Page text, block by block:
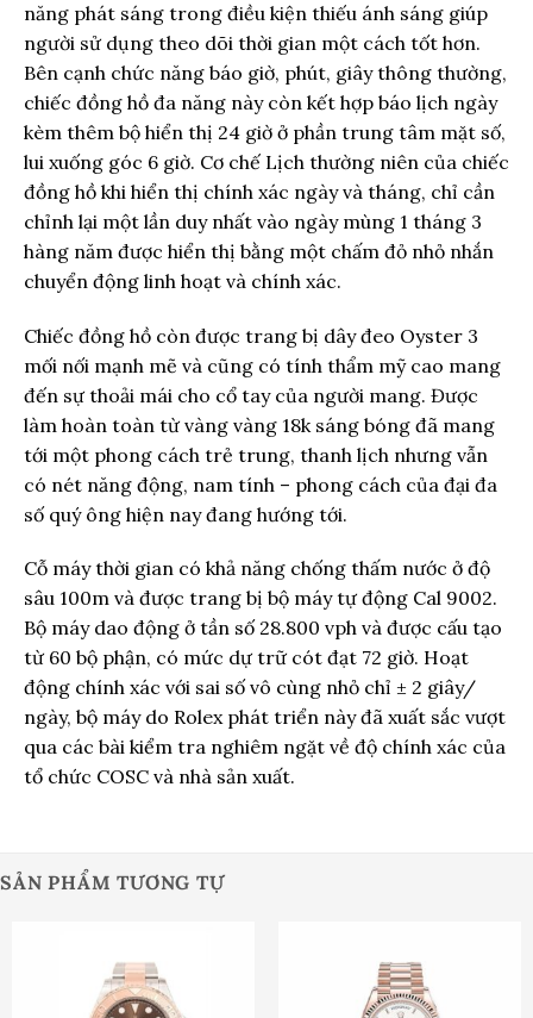
năng phát sáng trong điều kiện thiếu ánh sáng giúp
người sử dụng theo dõi thời gian một cách tốt hơn.
Bên cạnh chức năng báo giờ, phút, giây thông thường,
chiếc đồng hồ đa năng này còn kết hợp báo lịch ngày
kèm thêm bộ hiển thị 24 giờ ở phần trung tâm mặt số,
lui xuống góc 6 giờ. Cơ chế Lịch thường niên của chiếc
đồng hồ khi hiển thị chính xác ngày và tháng, chỉ cần
chỉnh lại một lần duy nhất vào ngày mùng 1 tháng 3
hàng năm được hiển thị bằng một chấm đỏ nhỏ nhắn
chuyển động linh hoạt và chính xác.
Chiếc đồng hồ còn được trang bị dây đeo Oyster 3
mối nối mạnh mẽ và cũng có tính thẩm mỹ cao mang
đến sự thoải mái cho cổ tay của người mang. Được
làm hoàn toàn từ vàng vàng 18k sáng bóng đã mang
tới một phong cách trẻ trung, thanh lịch nhưng vẫn
có nét năng động, nam tính – phong cách của đại đa
số quý ông hiện nay đang hướng tới.
Cỗ máy thời gian có khả năng chống thấm nước ở độ
sâu 100m và được trang bị bộ máy tự động Cal 9002.
Bộ máy dao động ở tần số 28.800 vph và được cấu tạo
từ 60 bộ phận, có mức dự trữ cót đạt 72 giờ. Hoạt
động chính xác với sai số vô cùng nhỏ chỉ ± 2 giây/
ngày, bộ máy do Rolex phát triển này đã xuất sắc vượt
qua các bài kiểm tra nghiêm ngặt về độ chính xác của
tổ chức COSC và nhà sản xuất.
SẢN PHẨM TƯƠNG TỰ